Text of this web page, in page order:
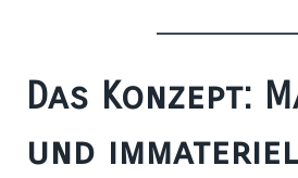
Das Konzept:
und